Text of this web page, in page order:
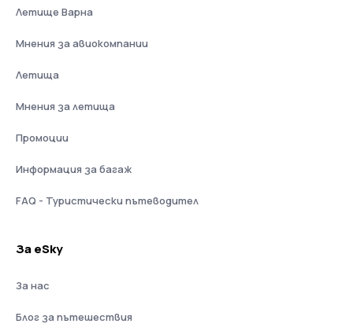
Летище Варна
Мнения за авиокомпании
Летища
Мнения за летища
Промоции
Информация за багаж
FAQ - Туристически пътеводител
За eSky
За нас
Блог за пътешествия